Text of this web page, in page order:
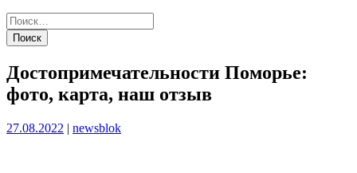
Достопримечательности Поморье:
фото, карта, наш отзыв
Опубликовано
27.08.2022 | Опубликовано
newsblok